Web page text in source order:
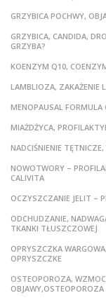
GRZYBICA POCHWY,
GRZYBICA, CANDIDA,
GRZYBA?
KOENZYM Q10,
LAMBLIOZA, ZAKAŻENIE
MENOPAUSAL
MIAŻDŻYCA,
NADCIŚNIENIE
NOWOTWORY –
CALIVITA
OCZYSZCZANIE JELIT –
ODCHUDZANIE,
TKANKI TŁUSZCZOWEJ
OPRYSZCZKA
OPRYSZCZKE
OSTEOPOROZA,